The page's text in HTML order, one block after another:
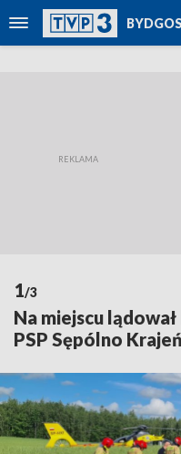
1/3
Na miejscu
PSP Sępólno